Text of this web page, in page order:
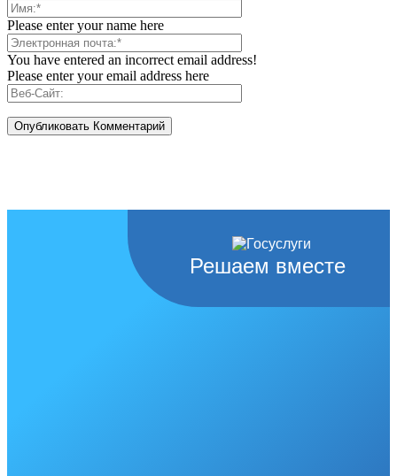
Please enter your name here
You have entered an incorrect email address!
Please enter your email address here
Решаем вместе